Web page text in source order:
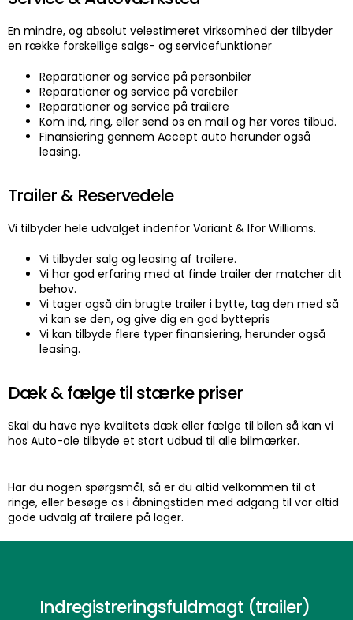
En mindre, og absolut velestimeret virksomhed der tilbyder
en række forskellige salgs- og servicefunktioner
Reparationer og service på personbiler
Reparationer og service på varebiler
Reparationer og service på trailere
Kom ind, ring, eller send os en mail og hør vores tilbud.
Finansiering gennem Accept auto herunder også
leasing.
Trailer & Reservedele
Vi tilbyder hele udvalget indenfor Variant & Ifor Williams.
Vi tilbyder salg og leasing af trailere.
Vi har god erfaring med at finde trailer der matcher dit
behov.
Vi tager også din brugte trailer i bytte, tag den med så
vi kan se den, og give dig en god byttepris
Vi kan tilbyde flere typer finansiering, herunder også
leasing.
Dæk & fælge til stærke priser
Skal du have nye kvalitets dæk eller fælge til bilen så kan vi
hos Auto-ole tilbyde et stort udbud til alle bilmærker.
Har du nogen spørgsmål, så er du altid velkommen til at
ringe, eller besøge os i åbningstiden med adgang til vor altid
gode udvalg af trailere på lager.
Indregistreringsfuldmagt (trailer)